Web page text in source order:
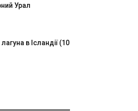
Урал
в Ісландії (10